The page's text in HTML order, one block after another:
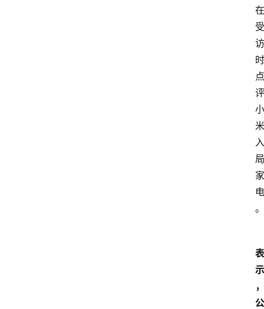
在
受
访
时
点
评
小
米
入
局
家
电
。
表
示
，
公